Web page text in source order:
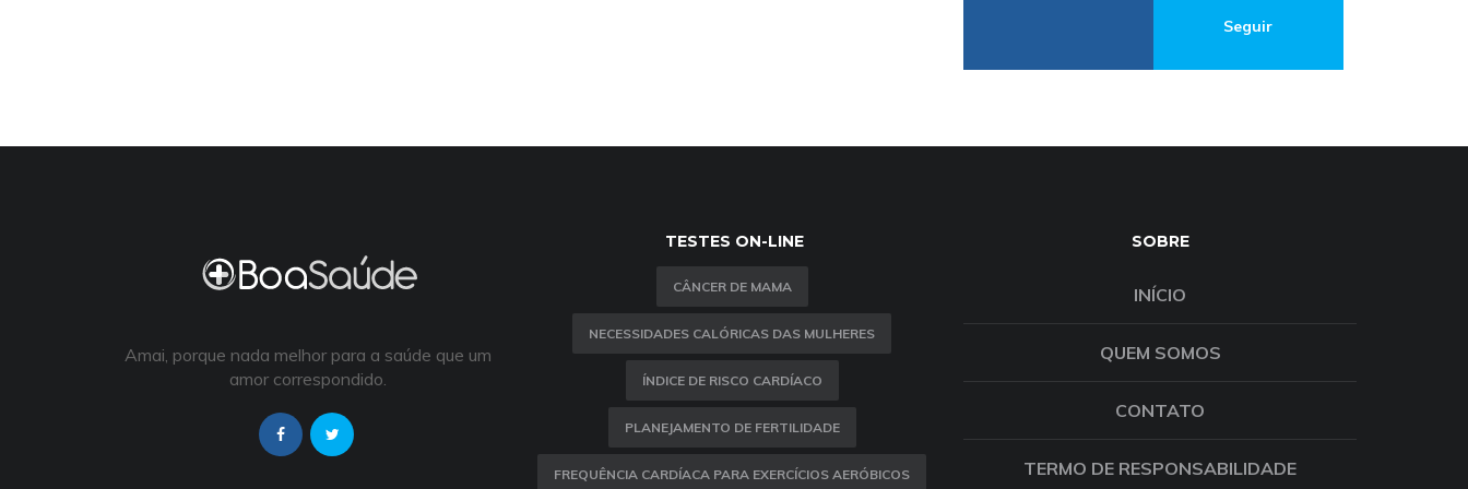
Seguir
Amai, porque nada melhor para a saúde que um
amor correspondido.
TESTES ON-LINE
CÂNCER DE MAMA
NECESSIDADES CALÓRICAS DAS MULHERES
ÍNDICE DE RISCO CARDÍACO
PLANEJAMENTO DE FERTILIDADE
FREQUÊNCIA CARDÍACA PARA EXERCÍCIOS AERÓBICOS
SOBRE
INÍCIO
QUEM SOMOS
CONTATO
TERMO DE RESPONSABILIDADE